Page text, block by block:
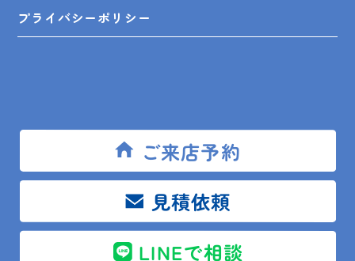
ご来店予約
見積依頼
LINEで相談
プライバシーポリシー
木更津店 〒292-0055 木更津市朝日3-10-9
〒294-0054 館山市湊510-1
鴨川店 〒296-0001 鴨川市横渚283-1